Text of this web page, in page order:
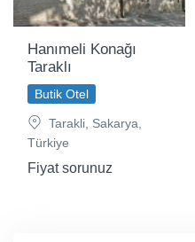
Hanımeli Konağı
Taraklı
Butik Otel
Tarakli, Sakarya,
Türkiye
Fiyat sorunuz